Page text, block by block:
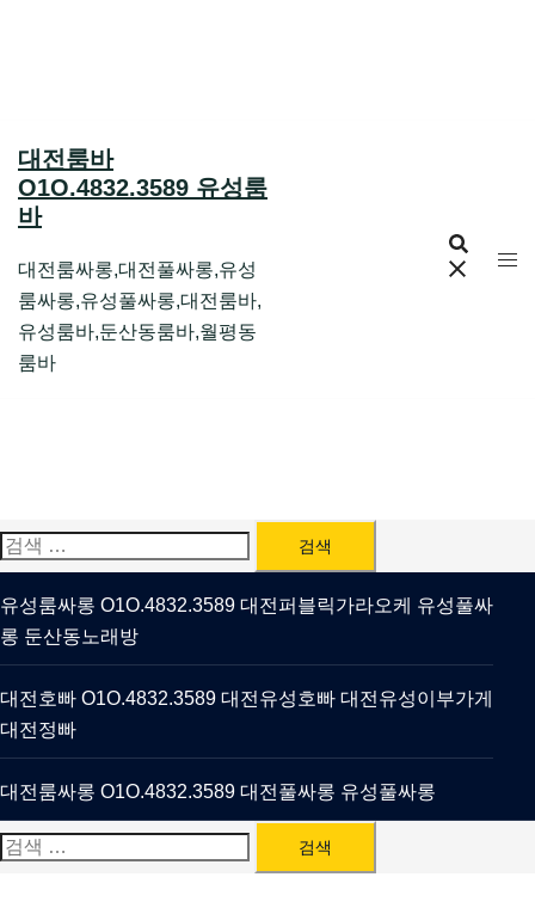
대전룸바
O1O.4832.3589 유성룸
바
대전룸싸롱,대전풀싸롱,유성
룸싸롱,유성풀싸롱,대전룸바,
유성룸바,둔산동룸바,월평동
룸바
검
색:
유성룸싸롱 O1O.4832.3589 대전퍼블릭가라오케 유성풀싸
롱 둔산동노래방
대전호빠 O1O.4832.3589 대전유성호빠 대전유성이부가게
대전정빠
대전룸싸롱 O1O.4832.3589 대전풀싸롱 유성풀싸롱
검